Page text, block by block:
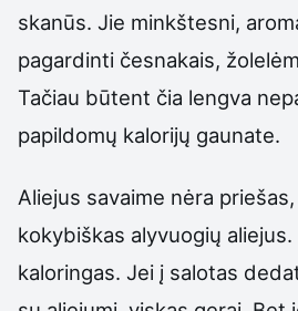
skanūs. Jie minkštesni,
pagardinti česnakais,
Tačiau būtent čia lengva
papildomų kalorijų gaunate.
Aliejus savaime nėra
kokybiškas alyvuogių aliejus.
kaloringas. Jei į salotas